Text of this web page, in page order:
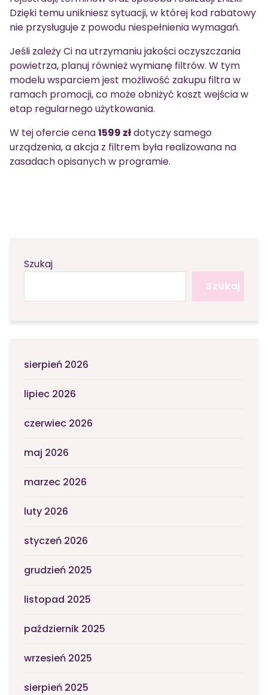
Dzięki temu unikniesz sytuacji, w której kod rabatowy
nie przysługuje z powodu niespełnienia wymagań.
Jeśli zależy Ci na utrzymaniu jakości oczyszczania
powietrza, planuj również wymianę filtrów. W tym
modelu wsparciem jest możliwość zakupu filtra w
ramach promocji, co może obniżyć koszt wejścia w
etap regularnego użytkowania.
W tej ofercie cena1599 złdotyczy samego
urządzenia, a akcja z filtrem była realizowana na
zasadach opisanych w programie.
Szukaj
Szukaj
sierpień 2026
lipiec 2026
czerwiec 2026
maj 2026
marzec 2026
luty 2026
styczeń 2026
grudzień 2025
listopad 2025
październik 2025
wrzesień 2025
sierpień 2025